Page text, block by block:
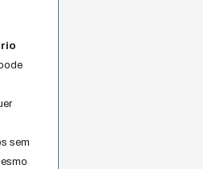
sem